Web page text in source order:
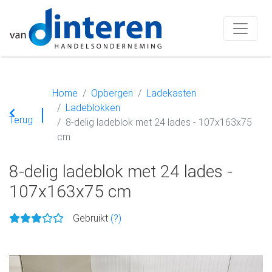
Terug
Home Opbergen
Ladekasten
Ladeblokken
8-delig ladeblok met 24 lades - 107x163x75
cm
8-delig ladeblok met 24 lades -
107x163x75 cm
Gebruikt (?)